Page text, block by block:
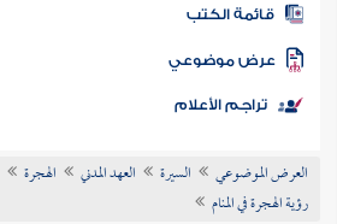
المكتبة
الكتب
موضوعي
تراجم الأعلام
العرض الموضوعي السيرة العهد المدني الهجرة
رؤية الهجرة في المنام